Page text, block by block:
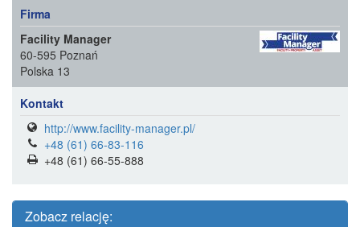
Firma
Facility Manager
60-595 Poznań
Polska 13
Kontakt
http://www.facility-manager.pl/
+48 (61) 66-83-116
+48 (61) 66-55-888
Zobacz relację: